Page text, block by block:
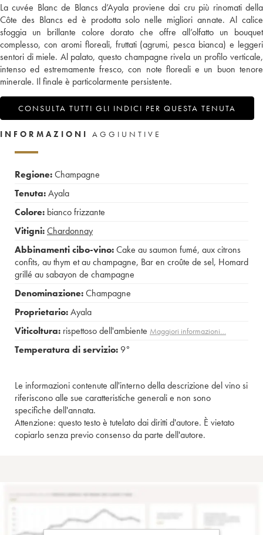
La cuvée Blanc de Blancs d’Ayala proviene dai cru più rinomati della
Côte des Blancs ed è prodotta solo nelle migliori annate. Al calice
sfoggia un brillante colore dorato che offre all’olfatto un bouquet
complesso, con aromi floreali, fruttati (agrumi, pesca bianca) e leggeri
sentori di miele. Al palato, questo champagne rivela un profilo verticale,
intenso ed estremamente fresco, con note floreali e un buon tenore
minerale. Il finale è particolarmente persistente.
CONSULTA TUTTI GLI INDICI PER QUESTA TENUTA
INFORMAZIONI AGGIUNTIVE
Regione:Champagne
Tenuta:Ayala
Colore: bianco frizzante
Vitigni:Chardonnay
Abbinamenti cibo-vino:Cake au saumon fumé, aux citrons
confits, au thym et au champagne, Bar en croûte de sel, Homard
grillé au sabayon de champagne
Denominazione:Champagne
Proprietario:Ayala
Viticoltura: rispettoso dell'ambiente Maggiori informazioni…
Temperatura di servizio: 9°
Le informazioni contenute all'interno della descrizione del vino si
riferiscono alle sue caratteristiche generali e non sono
specifiche dell'annata.
Attenzione: questo testo è tutelato dai diritti d'autore. È vietato
copiarlo senza previo consenso da parte dell'autore.